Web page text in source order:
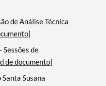
de Análise Técnica
de
de documento]
Susana